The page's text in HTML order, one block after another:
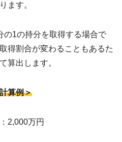
ます。
の1の持分を取得する場合で
得割合が変わることもあるた
算出します。
算例＞
2,000万円